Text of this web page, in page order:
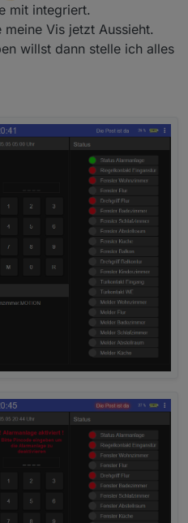
mit integriert.
Vis jetzt Aussieht.
willst dann stelle ich alles